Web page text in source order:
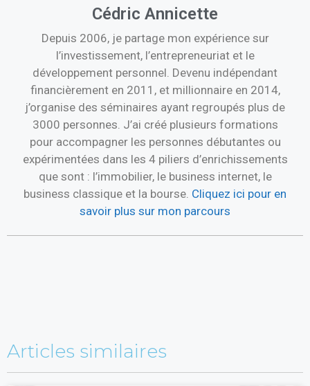
Cédric Annicette
Depuis 2006, je partage mon expérience sur
l’investissement, l’entrepreneuriat et le
développement personnel. Devenu indépendant
financièrement en 2011, et millionnaire en 2014,
j’organise des séminaires ayant regroupés plus de
3000 personnes. J’ai créé plusieurs formations
pour accompagner les personnes débutantes ou
expérimentées dans les 4 piliers d’enrichissements
que sont : l’immobilier, le business internet, le
business classique et la bourse. Cliquez ici pour en
savoir plus sur mon parcours
Articles similaires